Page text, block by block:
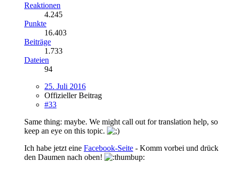
Reaktionen
4.245
Punkte
16.403
Beiträge
1.733
Dateien
94
25. Juli 2016
Offizieller Beitrag
#33
Same thing: maybe. We might call out for translation help, so
keep an eye on this topic.
Ich habe jetzt eine Facebook-Seite - Komm vorbei und drück
den Daumen nach oben!